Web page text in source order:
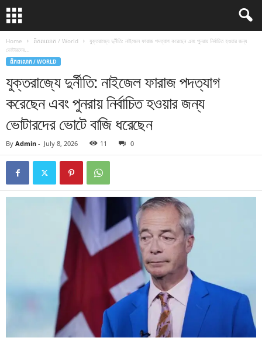
Home ពិភពលោក / World
যুক্তরাজ্যে দুর্নীতি: নাইজেল ফারাজ পদত্যাগ করেছেন এবং পুনরায় নির্বাচিত হওয়ার জন্য
ভোটারদের...
ពិភពលោក / WORLD
যুক্তরাজ্যে দুর্নীতি: নাইজেল ফারাজ পদত্যাগ
করেছেন এবং পুনরায় নির্বাচিত হওয়ার জন্য
ভোটারদের ভোটে বাজি ধরেছেন
By Admin - July 8, 2026 11 0